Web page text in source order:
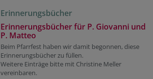
Erinnerungsbücher
Erinnerungsbücher für P. Giovanni und
P. Matteo
Beim Pfarrfest haben wir damit begonnen, diese
Erinnerungsbücher zu füllen.
Weitere Einträge bitte mit Christine Meller
vereinbaren.